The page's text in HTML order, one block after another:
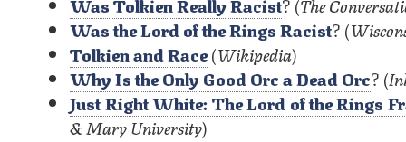
Was the Lord of the Rings Racist? (
Tolkien and Race(Wikipedia)
Why Is the Only Good Orc a Dead Orc? (
Just Right White: The Lord of the Rings
& Mary University)